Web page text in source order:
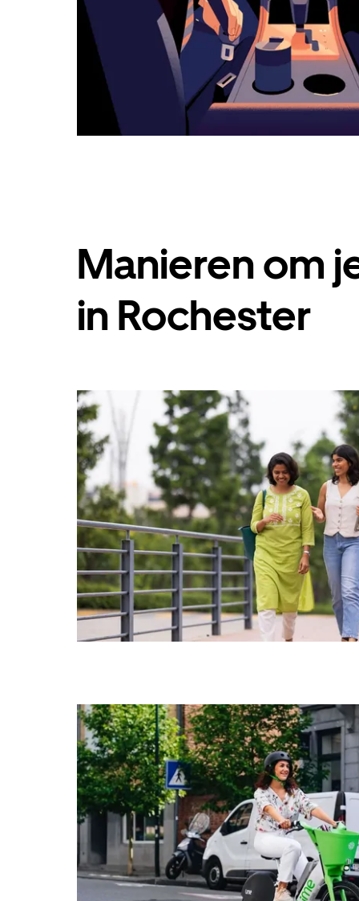
Manieren om
in Rochester